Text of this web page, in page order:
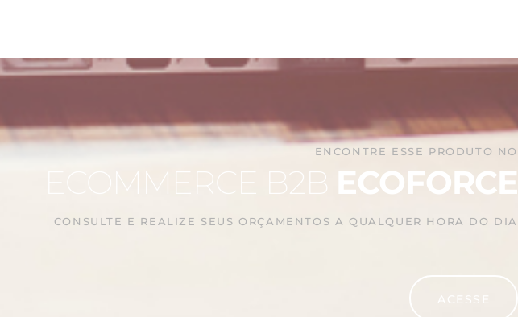
ENCONTRE ESSE PRODUTO NO
ECOMMERCE B2B ECOFORCE
CONSULTE E REALIZE SEUS ORÇAMENTOS A QUALQUER HORA DO DIA
ACESSE